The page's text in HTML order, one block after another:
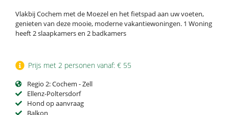
Vlakbij Cochem met de Moezel en het fietspad aan uw voeten,
genieten van deze mooie, moderne vakantiewoningen. 1 Woning
heeft 2 slaapkamers en 2 badkamers
Prijs met 2 personen vanaf: € 55
Regio 2: Cochem - Zell
Ellenz-Poltersdorf
Hond op aanvraag